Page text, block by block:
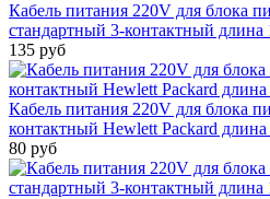
Кабель питания 220V для блока
стандартный 3-контактный длина
135 руб
Кабель питания 220V для блока
контактный Hewlett Packard длина
80 руб